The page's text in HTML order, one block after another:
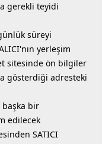
gerekli teyidi
süreyi
yerleşim
sitesinde ön bilgiler
gösterdiği adresteki
başka bir
edilecek
SATICI